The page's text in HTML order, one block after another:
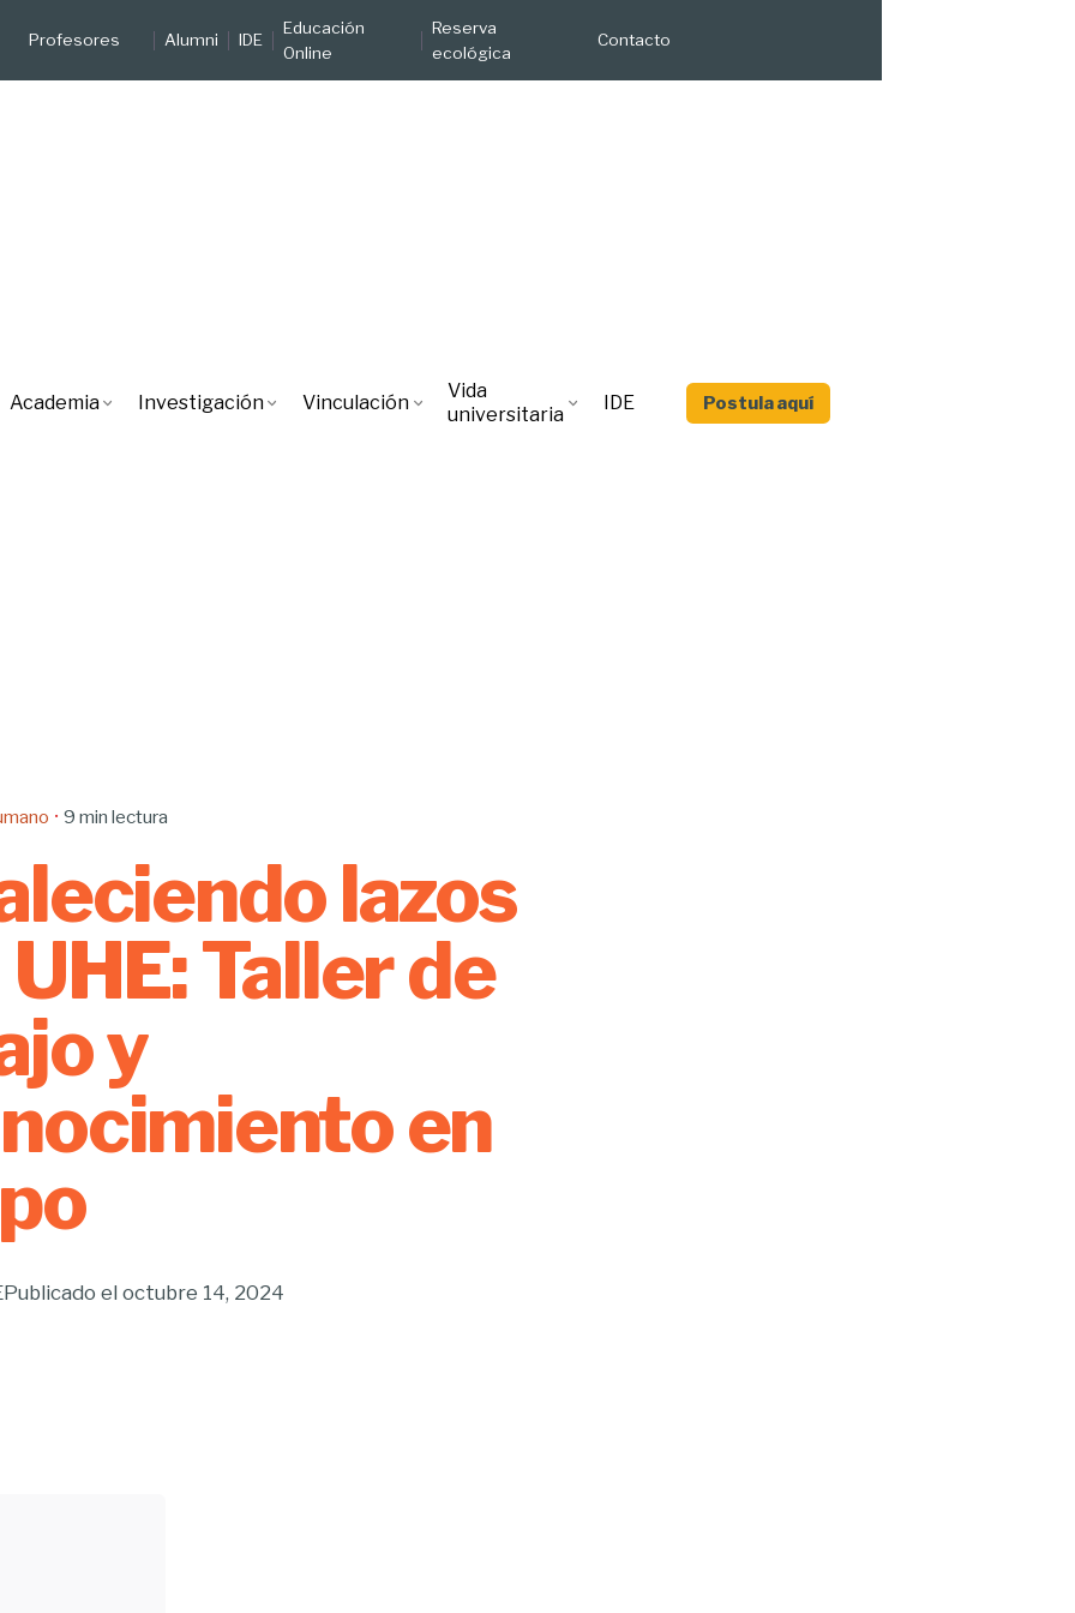
Profesores Alumni IDE
Educación
Online
Reserva
ecológica
Contacto
Academia Investigación Vinculación
Vida
universitaria
IDE Postula aquí
9 min lectura
lazos
Taller de
y
en
Publicado el octubre 14, 2024